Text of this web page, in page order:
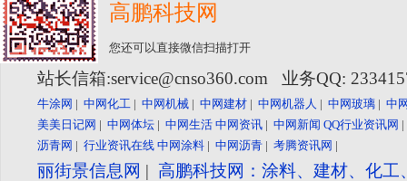
高鹏科技网
您还可以直接微信扫描打开
站长信箱:service@cnso360.com 业务QQ:
牛涂网 | 中网化工 | 中网机械 | 中网建材 | 中网机器人 | 中网玻璃 | 中
美美日记网 | 中网体坛 | 中网生活 中网资讯 | 中网新闻 QQ行业资讯网
沥青网 | 行业资讯在线 中网涂料 | 中网沥青 | 考腾资讯网 |
丽街景信息网 | 高鹏科技网：涂料、建材、化